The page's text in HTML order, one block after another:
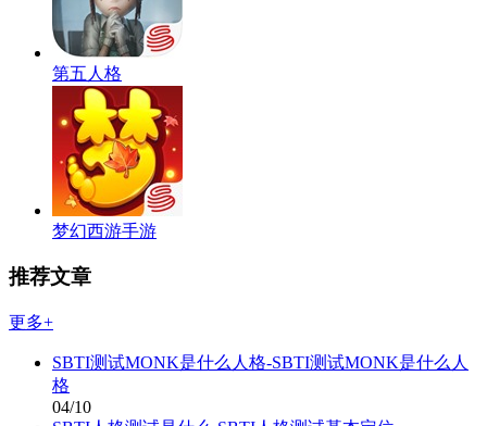
第五人格
梦幻西游手游
推荐文章
更多+
SBTI测试MONK是什么人格-SBTI测试MONK是什么人
格
04/10